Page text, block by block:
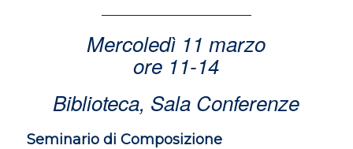
Mercoledì 11 marzo
ore 11-14
Biblioteca, Sala Conferenze
Seminario di Composizione